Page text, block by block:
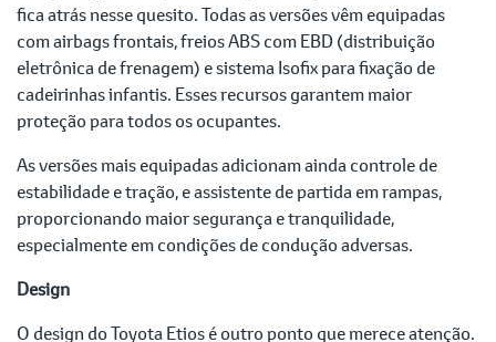
fica atrás nesse quesito. Todas as versões vêm equipadas
com airbags frontais, freios ABS com EBD (distribuição
eletrônica de frenagem) e sistema Isofix para fixação de
cadeirinhas infantis. Esses recursos garantem maior
proteção para todos os ocupantes.
As versões mais equipadas adicionam ainda controle de
estabilidade e tração, e assistente de partida em rampas,
proporcionando maior segurança e tranquilidade,
especialmente em condições de condução adversas.
Design
O design do Toyota Etios é outro ponto que merece atenção.